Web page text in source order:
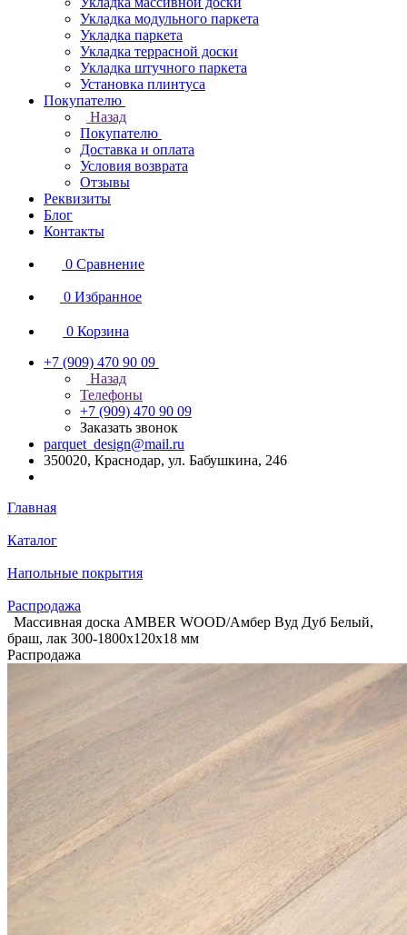
Укладка модульного паркета
Укладка паркета
Укладка террасной доски
Укладка штучного паркета
Установка плинтуса
Покупателю
Назад
Покупателю
Доставка и оплата
Условия возврата
Отзывы
Реквизиты
Блог
Контакты
0 Сравнение
0 Избранное
0 Корзина
+7 (909) 470 90 09
Назад
Телефоны
+7 (909) 470 90 09
Заказать звонок
parquet_design@mail.ru
350020, Краснодар, ул. Бабушкина, 246
Главная
Каталог
Напольные покрытия
Распродажа
Массивная доска AMBER WOOD/Амбер Вуд Дуб Белый,
браш, лак 300-1800х120х18 мм
Распродажа